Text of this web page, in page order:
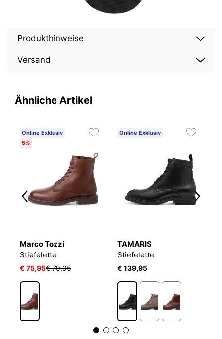
Produkthinweise
Versand
Ähnliche Artikel
Online Exklusiv
5%
Marco Tozzi
Stiefelette
€ 75,95€ 79,95
Online Exklusiv
TAMARIS
Stiefelette
€ 139,95